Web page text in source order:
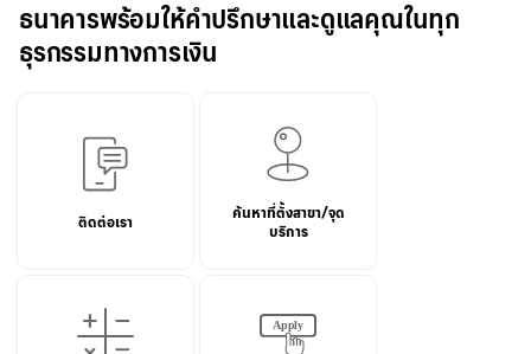
ธนาคารพร้อมให้คำปรึกษาและดูแลคุณในทุก
ธุรกรรมทางการเงิน
ติดต่อเรา
ค้นหาที่ตั้งสาขา/จุด
บริการ